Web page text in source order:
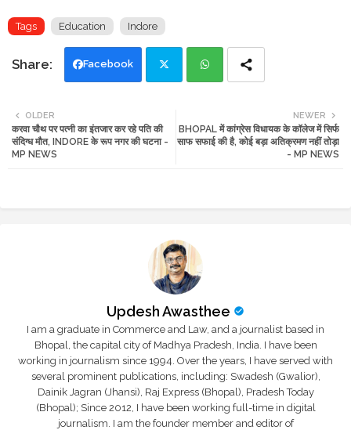
Tags Education Indore
Facebook
tte ats
NEWER
BHOPAL में कांग्रेस विधायक के कॉलेज में सिर्फ
साफ सफाई की है, कोई बड़ा अतिक्रमण नहीं तोड़ा
- MP NEWS
OLDER
करवा चौथ पर पत्नी का इंतजार कर रहे पति की
संदिग्ध मौत, INDORE के रूप नगर की घटना -
MP NEWS
Updesh Awasthee
I am a graduate in Commerce and Law, and a journalist based in
Bhopal, the capital city of Madhya Pradesh, India. I have been
working in journalism since 1994. Over the years, I have served with
several prominent publications, including: Swadesh (Gwalior),
Dainik Jagran (Jhansi), Raj Express (Bhopal), Pradesh Today
(Bhopal); Since 2012, I have been working full-time in digital
journalism. I am the founder member and editor of